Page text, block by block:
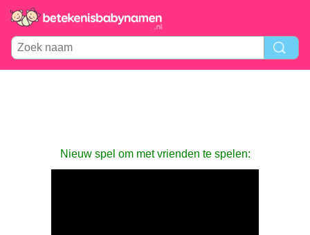
Nieuw spel om met vrienden te spelen: